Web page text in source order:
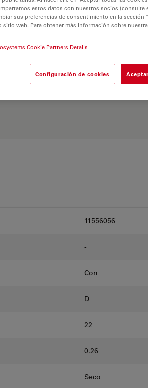
Explore nuestroBuscador
y encuentre la
sus necesidades.
11556056
-
Con
D
22
0.26
Seco
estos datos con nuestros socios (consulte
sus preferencias de consentimiento en la sección
sitio web. Para obtener más información sobre
Cookie Partners Details
Configuración de cookies